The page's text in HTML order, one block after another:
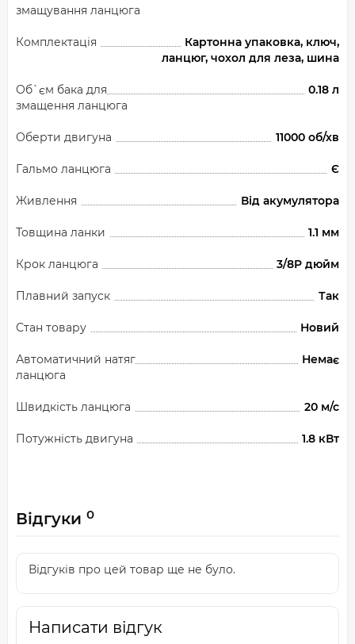
змащування ланцюга
Комплектація
Картонна упаковка, ключ,
ланцюг, чохол для леза, шина
Об`єм бака для
змащення ланцюга
0.18 л
Оберти двигуна 11000 об/хв
Гальмо ланцюга Є
Живлення Від акумулятора
Товщина ланки 1.1 мм
Крок ланцюга 3/8P дюйм
Плавний запуск Так
Стан товару Новий
Автоматичний натяг
ланцюга
Немає
Швидкість ланцюга 20 м/с
Потужність двигуна 1.8 кВт
Відгуки 0
Відгуків про цей товар ще не було.
Написати відгук